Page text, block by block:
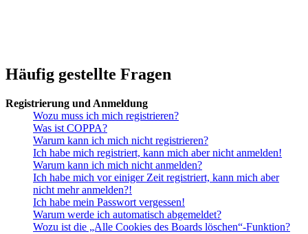
Häufig gestellte Fragen
Registrierung und Anmeldung
Wozu muss ich mich registrieren?
Was ist COPPA?
Warum kann ich mich nicht registrieren?
Ich habe mich registriert, kann mich aber nicht anmelden!
Warum kann ich mich nicht anmelden?
Ich habe mich vor einiger Zeit registriert, kann mich aber
nicht mehr anmelden?!
Ich habe mein Passwort vergessen!
Warum werde ich automatisch abgemeldet?
Wozu ist die „Alle Cookies des Boards löschen“-Funktion?